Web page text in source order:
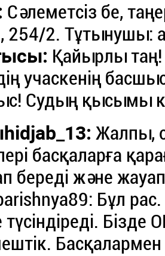
Сәлеметсіз бе,
254/2. Тұтынушы:
Қайырлы таң!
учаскенің
Судың қысымы
Жалпы,
басқаларға
береді және
Бұл
түсіндіреді.
Басқалармен